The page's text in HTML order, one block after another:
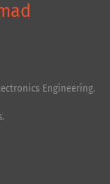
Engineering.